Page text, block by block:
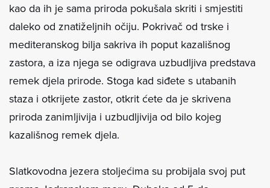
kao da ih je sama priroda pokušala skriti i smjestiti
daleko od znatiželjnih očiju. Pokrivač od trske i
mediteranskog bilja sakriva ih poput kazališnog
zastora, a iza njega se odigrava uzbudljiva predstava
remek djela prirode. Stoga kad siđete s utabanih
staza i otkrijete zastor, otkrit ćete da je skrivena
priroda zanimljivija i uzbudljivija od bilo kojeg
kazališnog remek djela.
Slatkovodna jezera stoljećima su probijala svoj put